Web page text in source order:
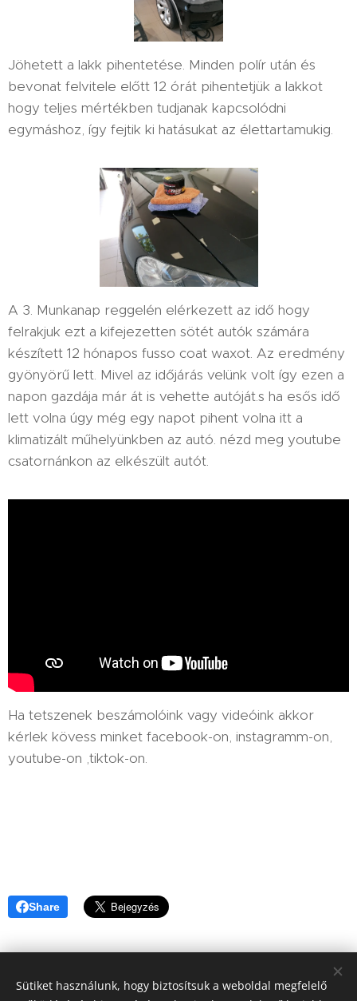
Jöhetett a lakk pihentetése. Minden polír után és
bevonat felvitele előtt 12 órát pihentetjük a lakkot
hogy teljes mértékben tudjanak kapcsolódni
egymáshoz, így fejtik ki hatásukat az élettartamukig.
A 3. Munkanap reggelén elérkezett az idő hogy
felrakjuk ezt a kifejezetten sötét autók számára
készített 12 hónapos fusso coat waxot. Az eredmény
gyönyörű lett. Mivel az időjárás velünk volt így ezen a
napon gazdája már át is vehette autóját.s ha esős idő
lett volna úgy még egy napot pihent volna itt a
klimatizált műhelyünkben az autó. nézd meg youtube
csatornánkon az elkészült autót.
Ha tetszenek beszámolóink vagy videóink akkor
kérlek kövess minket facebook-on, instagramm-on,
youtube-on ,tiktok-on.
Share
Sütiket használunk, hogy biztosítsuk a weboldal megfelelő